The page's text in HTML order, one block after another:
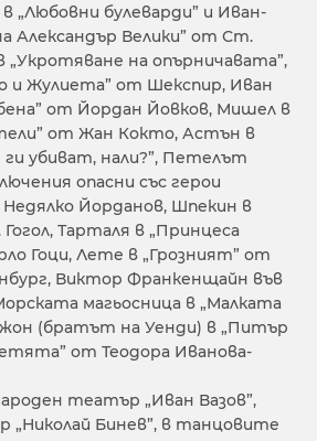
„Любовни булеварди” и Иван-
Александър Велики” от Ст.
„Укротяване на опърничавата”,
и Жулиета” от Шекспир, Иван
от Йордан Йовков, Мишел в
от Жан Кокто, Астън в
убиват, нали?”, Петелът
опасни със герои
Недялко Йорданов, Шпекин в
Тарталя в „Принцеса
Гоци, Лете в „Грозният” от
Виктор Франкенщайн във
магьосница в „Малката
(братът на Уенди) в „Питър
от Теодора Иванова-
театър „Иван Вазов”,
Бинев”, в танцовите